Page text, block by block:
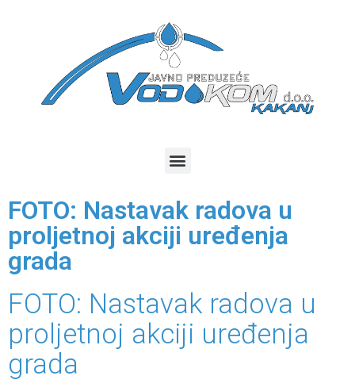
FOTO: Nastavak radova u
proljetnoj akciji uređenja
grada
FOTO: Nastavak radova u
proljetnoj akciji uređenja
grada